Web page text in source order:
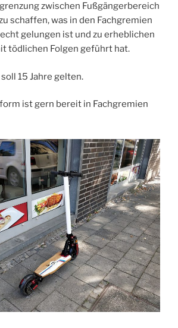
zwischen Fußgängerbereich
schaffen, was in den Fachgremien
gelungen ist und zu erheblichen
tödlichen Folgen geführt hat.
15 Jahre gelten.
ist gern bereit in Fachgremien